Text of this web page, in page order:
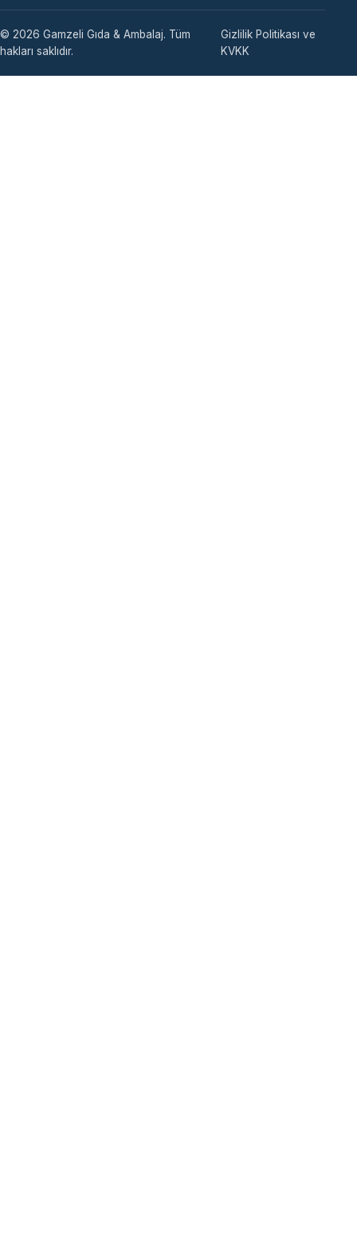
© 2026 Gamzeli Gıda & Ambalaj. Tüm
hakları saklıdır.
Gizlilik Politikası ve
KVKK